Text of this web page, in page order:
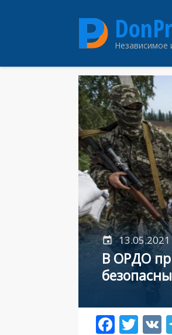
Независимое
13.05.2021
В ОРДО